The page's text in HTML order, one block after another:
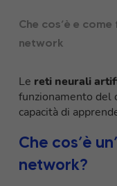
Che cos’è e
network
Le reti neurali
funzionamento del
capacità di
Che cos’è
network?